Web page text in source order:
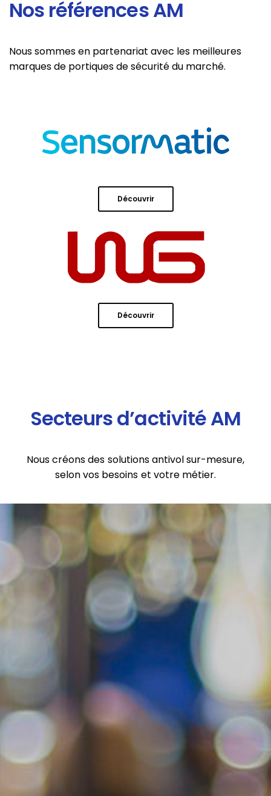
Nos références AM
Nous sommes en partenariat avec les meilleures
marques de portiques de sécurité du marché.
Découvrir
Découvrir
Secteurs d’activité AM
Nous créons des solutions antivol sur-mesure,
selon vos besoins et votre métier.